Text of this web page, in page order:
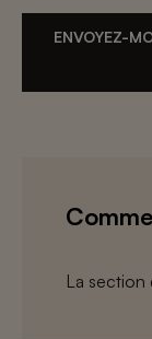
ENVOYEZ-
La section